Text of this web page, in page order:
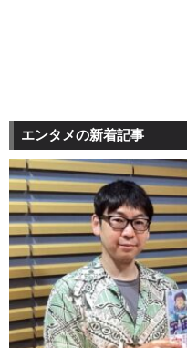
エンタメの新着記事